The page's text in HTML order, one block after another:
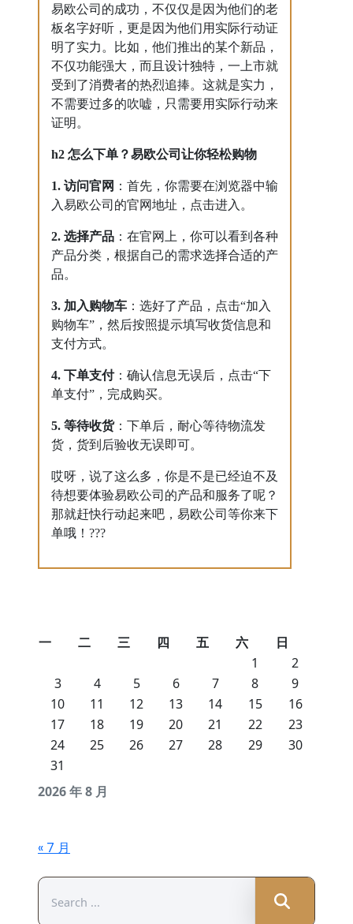
易欧公司的成功，不仅仅是因为他们的老
板名字好听，更是因为他们用实际行动证
明了实力。比如，他们推出的某个新品，
不仅功能强大，而且设计独特，一上市就
受到了消费者的热烈追捧。这就是实力，
不需要过多的吹嘘，只需要用实际行动来
证明。
h2 怎么下单？易欧公司让你轻松购物
1. 访问官网 ：首先，你需要在浏览器中输
入易欧公司的官网地址，点击进入。
2. 选择产品 ：在官网上，你可以看到各种
产品分类，根据自己的需求选择合适的产
品。
3. 加入购物车 ：选好了产品，点击“加入
购物车”，然后按照提示填写收货信息和
支付方式。
4. 下单支付：确认信息无误后，点击“下
单支付”，完成购买。
5. 等待收货：下单后，耐心等待物流发
货，货到后验收无误即可。
哎呀，说了这么多，你是不是已经迫不及
待想要体验易欧公司的产品和服务了呢？
那就赶快行动起来吧，易欧公司等你来下
单哦！???
2026 年 8 月
一 二 三 四 五 六
日
1
2
3
4 5 6 7 8
9
10
11 12 13 14 15
16
17
18 19 20 21 22
23
24
25 26 27 28 29
30
31
« 7 月
for: